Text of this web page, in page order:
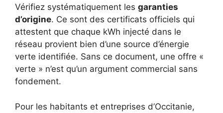
Vérifiez systématiquement les garanties
d’origine. Ce sont des certificats officiels qui
attestent que chaque kWh injecté dans le
réseau provient bien d’une source d’énergie
verte identifiée. Sans ce document, une offre «
verte » n’est qu’un argument commercial sans
fondement.
Pour les habitants et entreprises d’Occitanie,